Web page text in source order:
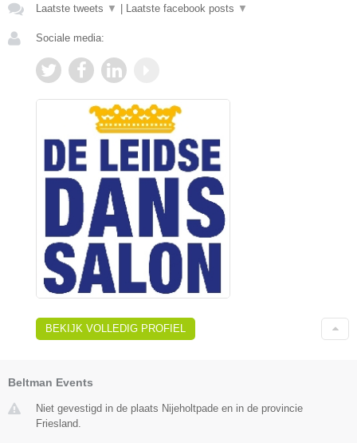
Laatste tweets ▼ | Laatste facebook posts ▼
Sociale media:
BEKIJK VOLLEDIG PROFIEL
Beltman Events
Niet gevestigd in de plaats Nijeholtpade en in de provincie
Friesland.